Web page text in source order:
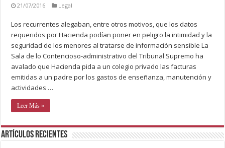
21/07/2016 Legal
Los recurrentes alegaban, entre otros motivos, que los datos
requeridos por Hacienda podían poner en peligro la intimidad y la
seguridad de los menores al tratarse de información sensible La
Sala de lo Contencioso-administrativo del Tribunal Supremo ha
avalado que Hacienda pida a un colegio privado las facturas
emitidas a un padre por los gastos de enseñanza, manutención y
actividades …
Leer Más »
Artículos recientes